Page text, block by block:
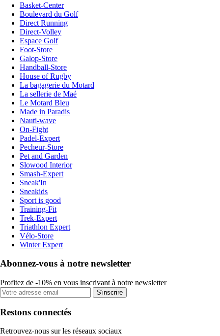
Basket-Center
Boulevard du Golf
Direct Running
Direct-Volley
Espace Golf
Foot-Store
Galop-Store
Handball-Store
House of Rugby
La bagagerie du Motard
La sellerie de Maé
Le Motard Bleu
Made in Paradis
Nauti-wave
On-Fight
Padel-Expert
Pecheur-Store
Pet and Garden
Slowood Interior
Smash-Expert
Sneak'In
Sneakids
Sport is good
Training-Fit
Trek-Expert
Triathlon Expert
Vélo-Store
Winter Expert
Abonnez-vous à notre newsletter
Profitez de -10% en vous inscrivant à notre newsletter
S'inscrire
Restons connectés
Retrouvez-nous sur les réseaux sociaux